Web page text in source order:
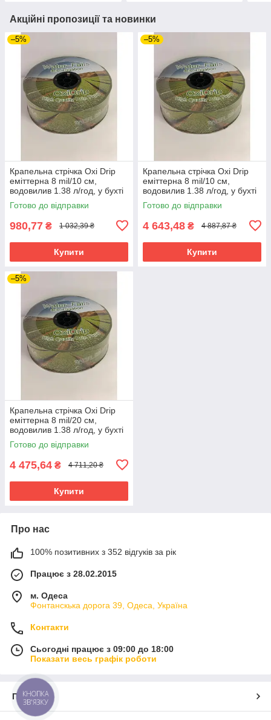
Акційні пропозиції та новинки
–5%
Крапельна стрічка Oxi Drip
еміттерна 8 mil/10 см,
водовилив 1.38 л/год, у бухті
500 м
Готово до відправки
980,77 ₴ 1 032,39 ₴
Купити
–5%
Крапельна стрічка Oxi Drip
еміттерна 8 mil/10 см,
водовилив 1.38 л/год, у бухті
2500 м
Готово до відправки
4 643,48 ₴ 4 887,87 ₴
Купити
–5%
Крапельна стрічка Oxi Drip
еміттерна 8 mil/20 см,
водовилив 1.38 л/год, у бухті
2500 м
Готово до відправки
4 475,64 ₴ 4 711,20 ₴
Купити
Про нас
100% позитивних з 352 відгуків за рік
Працює з 28.02.2015
м. Одеса
Фонтанскька дорога 39, Одеса, Україна
Контакти
Сьогодні працює з 09:00 до 18:00
Показати весь графік роботи
Про нас
КНОПКА
ЗВ'ЯЗКУ